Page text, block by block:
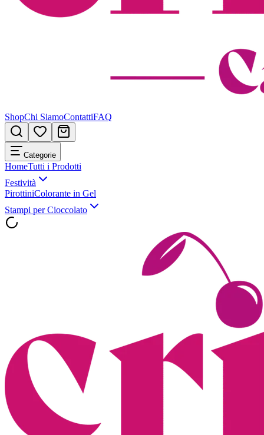
ShopChi SiamoContattiFAQ
Categorie
HomeTutti i Prodotti
Festività
PirottiniColorante in Gel
Stampi per Cioccolato